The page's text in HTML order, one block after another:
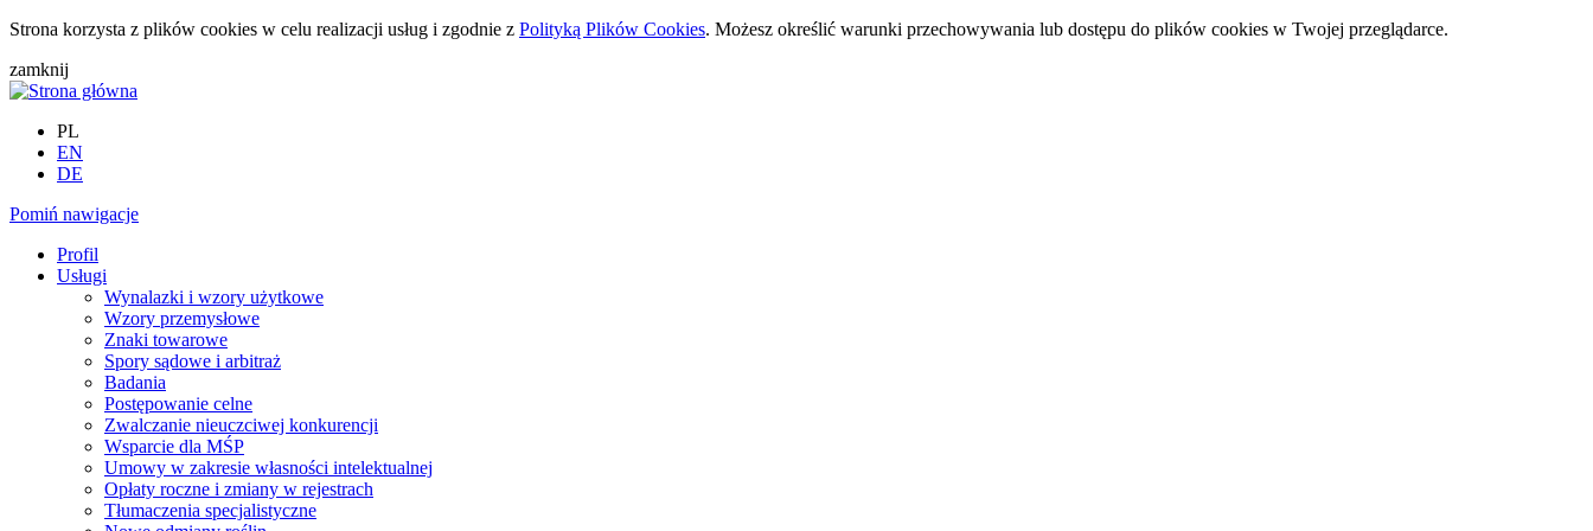
Strona korzysta z plików cookies w celu realizacji usług i zgodnie z Polityką Plików Cookies. Możesz określić warunki przechowywania lub dostępu do plików cookies w Twojej przeglądarce.
zamknij
PL
EN
DE
Pomiń nawigacje
Profil
Usługi
Wynalazki i wzory użytkowe
Wzory przemysłowe
Znaki towarowe
Spory sądowe i arbitraż
Badania
Postępowanie celne
Zwalczanie nieuczciwej konkurencji
Wsparcie dla MŚP
Umowy w zakresie własności intelektualnej
Opłaty roczne i zmiany w rejestrach
Tłumaczenia specjalistyczne